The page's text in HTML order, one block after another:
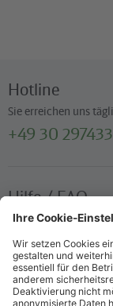
Hotline
Sie erreichen uns
+49 30
Hilfe / FAQ
Die wichtigsten